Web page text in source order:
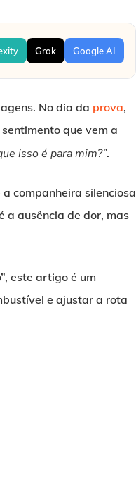
Grok Google AI
No dia da prova,
sentimento que vem a
isso é para mim?”.
companheira silenciosa
a ausência de dor, mas
este artigo é um
e ajustar a rota